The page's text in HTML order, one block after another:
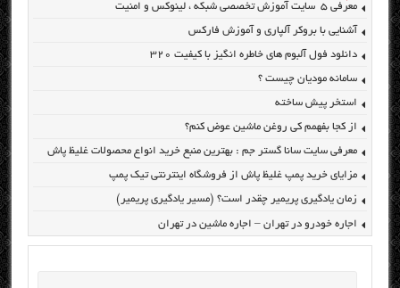
معرفی ۵ سایت آموزش تخصصی شبکه ، لینوکس و امنیت
آشنایی با بروکر آلپاری و آموزش فارکس
دانلود فول آلبوم های خاطره انگیز با کیفیت ۳۲۰
سامانه مودیان چیست ؟
استخر پیش ساخته
از کجا بفهمم کی روغن ماشین عوض کنم؟
معرفی سایت سانا گستر جم : بهترین منبع خرید انواع محصولات غلیظ پاش
مزایای خرید پمپ غلیظ پاش از فروشگاه اینترنتی تیک پمپ
زمان یادگیری پریمیر چقدر است؟ (مسیر یادگیری پریمیر)
اجاره خودرو در تهران – اجاره ماشین در تهران